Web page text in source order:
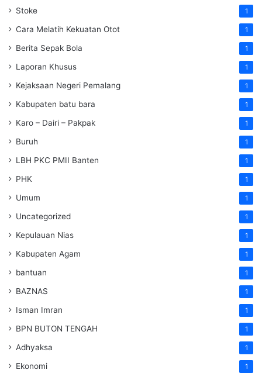
Stoke 1
Cara Melatih Kekuatan Otot 1
Berita Sepak Bola 1
Laporan Khusus 1
Kejaksaan Negeri Pemalang 1
Kabupaten batu bara 1
Karo – Dairi – Pakpak 1
Buruh 1
LBH PKC PMII Banten 1
PHK 1
Umum 1
Uncategorized 1
Kepulauan Nias 1
Kabupaten Agam 1
bantuan 1
BAZNAS 1
Isman Imran 1
BPN BUTON TENGAH 1
Adhyaksa 1
Ekonomi 1